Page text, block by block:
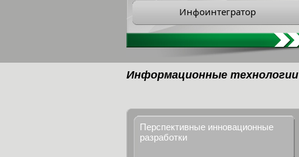
Инфоинтегратор
Информационные технологии
Перспективные инновационные
разработки